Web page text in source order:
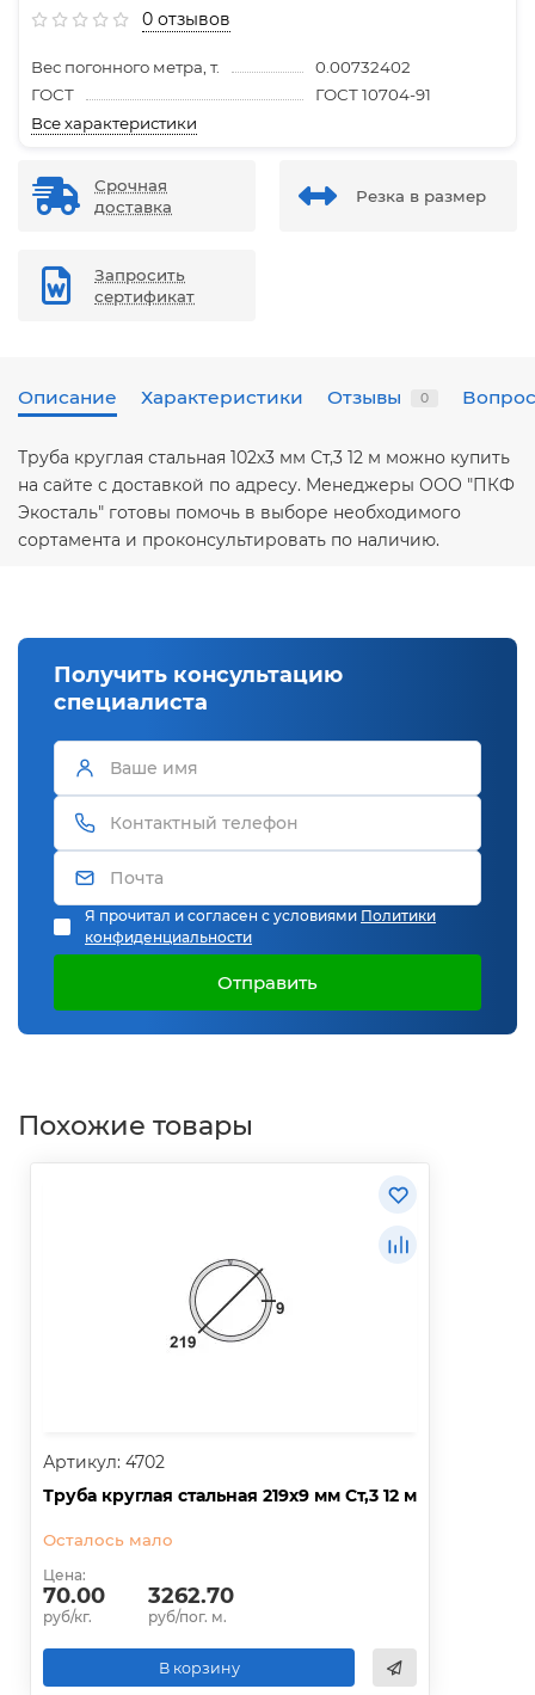
0 отзывов
Вес погонного метра, т.
0.00732402
ГОСТ
ГОСТ 10704-91
Все характеристики
Срочная
доставка
Резка в размер
Запросить
сертификат
Описание Характеристики Отзывы 0
Труба круглая стальная 102х3 мм Ст,3 12 м можно купить
на сайте с доставкой по адресу. Менеджеры ООО "ПКФ
Экосталь" готовы помочь в выборе необходимого
сортамента и проконсультировать по наличию.
Получить консультацию
специалиста
Я прочитал и согласен с условиями Политики
конфиденциальности
Отправить
Похожие товары
Артикул: 4702
Труба круглая стальная 219х9 мм Ст,3 12 м
Осталось мало
Цена:
70.00
руб/кг.
3262.70
руб/пог. м.
В корзину